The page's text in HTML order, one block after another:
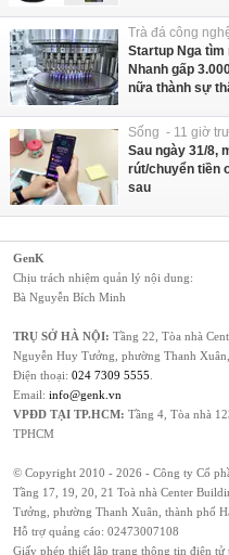
Trà đá công
Startup Nga tìm
Nhanh gấp
nữa thành sự
Sống - 11 giờ
Sau ngày 31/8,
rút/chuyển tiền
sau
GenK
Chịu trách nhiệm quản lý nội dung:
Bà Nguyễn Bích Minh
TRỤ SỞ HÀ NỘI: Tầng 22, Tòa nhà
Nguyễn Huy Tưởng, phường Thanh
Điện thoại: 024 7309 5555
Email: info@genk.vn
VPĐD TẠI TP.HCM: Tầng 4, Tòa nhà
TPHCM
© Copyright 2010 - 2026 - Công ty Cổ
Tầng 17, 19, 20, 21 Toà nhà Center
Tưởng, phường Thanh Xuân, thành phố
Hỗ trợ quảng cáo: 02473007108
Giấy phép thiết lập trang thông tin điện